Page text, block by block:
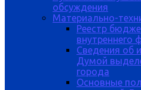
обсуждения
Материально-
Реестр
внутреннего
Сведения об
Думой
города
Основные